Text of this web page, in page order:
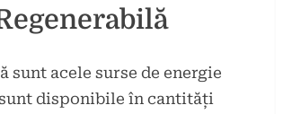
sunt acele surse de energie
disponibile în cantități